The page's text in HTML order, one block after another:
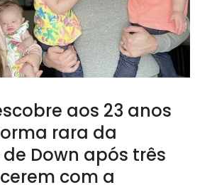
aos 23 anos
rara da
Down após três
com a